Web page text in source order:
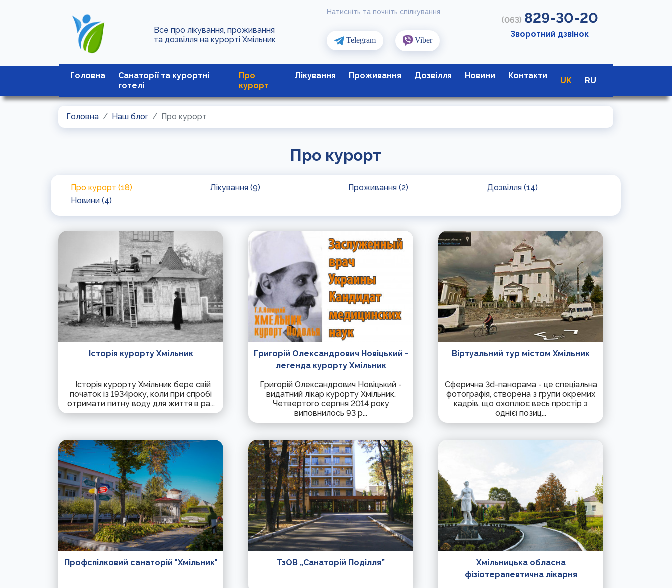
Все про лікування, проживання
та дозвілля на курорті Хмільник
Натисніть та почніть спілкування
Telegram Viber
(063) 829-30-20
Зворотний дзвінок
Головна
Санаторії та курортні
готелі
Про
курорт
Лікування Проживання Дозвілля Новини Контакти
UK RU
Головна Наш блог Про курорт
Про курорт
Про курорт (18) Лікування (9) Проживання (2)
Дозвілля (14)
Новини (4)
Історія курорту Хмільник
Історія курорту Хмільник бере свій
початок із 1934року, коли при спробі
отримати питну воду для життя в ра...
Григорій Олександрович Новіцький -
легенда курорту Хмільник
Григорій Олександрович Новіцький -
видатний лікар курорту Хмільник.
Четвертого серпня 2014 року
виповнилось 93 р...
Віртуальний тур містом Хмільник
Сферична 3d-панорама - це спеціальна
фотографія, створена з групи окремих
кадрів, що охоплює весь простір з
однієї позиц...
Профспілковий санаторій "Хмільник" ТзОВ „Санаторій Поділля”
Хмільницька обласна
фізіотерапевтична лікарня